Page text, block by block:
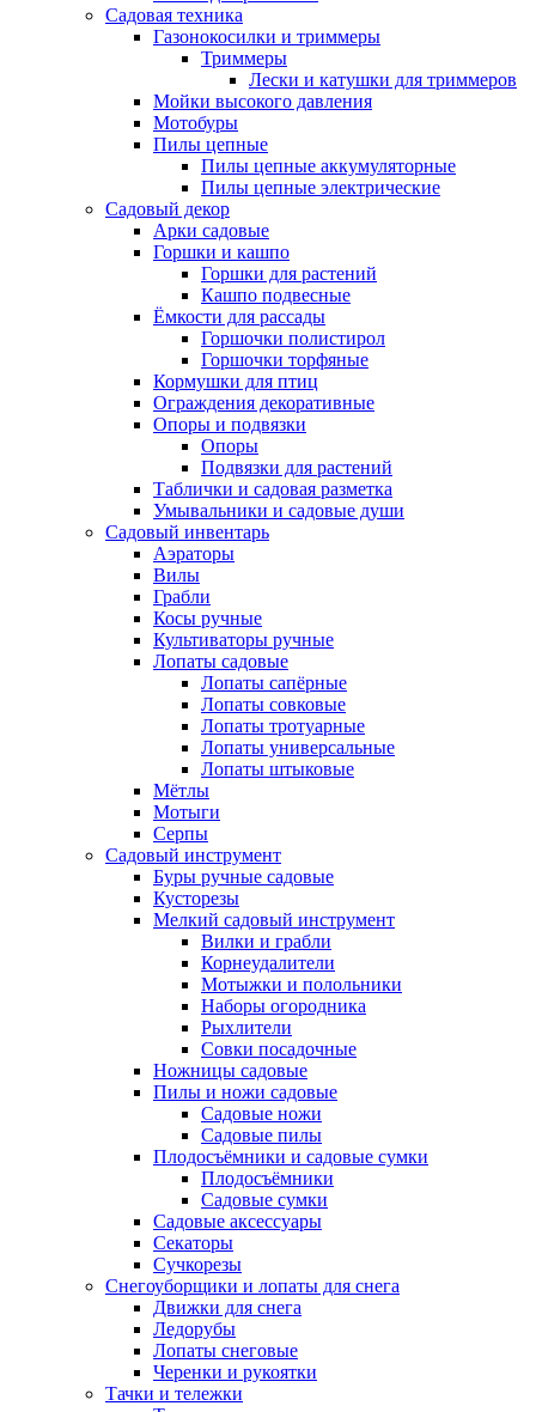
Садовая техника
Газонокосилки и триммеры
Триммеры
Лески и катушки для триммеров
Мойки высокого давления
Мотобуры
Пилы цепные
Пилы цепные аккумуляторные
Пилы цепные электрические
Садовый декор
Арки садовые
Горшки и кашпо
Горшки для растений
Кашпо подвесные
Ёмкости для рассады
Горшочки полистирол
Горшочки торфяные
Кормушки для птиц
Ограждения декоративные
Опоры и подвязки
Опоры
Подвязки для растений
Таблички и садовая разметка
Умывальники и садовые души
Садовый инвентарь
Аэраторы
Вилы
Грабли
Косы ручные
Культиваторы ручные
Лопаты садовые
Лопаты сапёрные
Лопаты совковые
Лопаты тротуарные
Лопаты универсальные
Лопаты штыковые
Мётлы
Мотыги
Серпы
Садовый инструмент
Буры ручные садовые
Кусторезы
Мелкий садовый инструмент
Вилки и грабли
Корнеудалители
Мотыжки и полольники
Наборы огородника
Рыхлители
Совки посадочные
Ножницы садовые
Пилы и ножи садовые
Садовые ножи
Садовые пилы
Плодосъёмники и садовые сумки
Плодосъёмники
Садовые сумки
Садовые аксессуары
Секаторы
Сучкорезы
Снегоуборщики и лопаты для снега
Движки для снега
Ледорубы
Лопаты снеговые
Черенки и рукоятки
Тачки и тележки